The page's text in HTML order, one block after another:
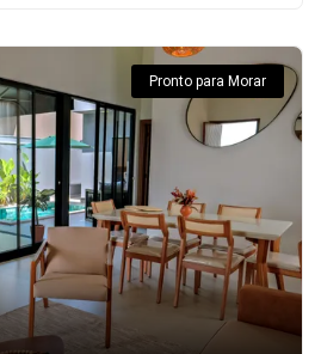
Pronto para Morar